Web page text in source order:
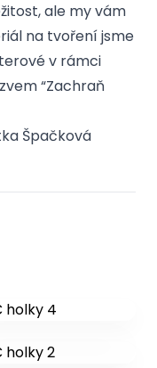
ale my vám
na tvoření jsme
v rámci
“Zachraň
Špačková